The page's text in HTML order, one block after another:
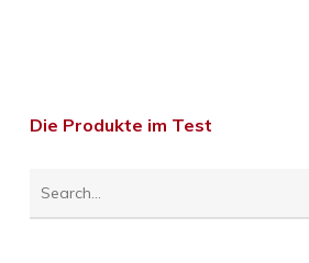
Die Produkte im Test